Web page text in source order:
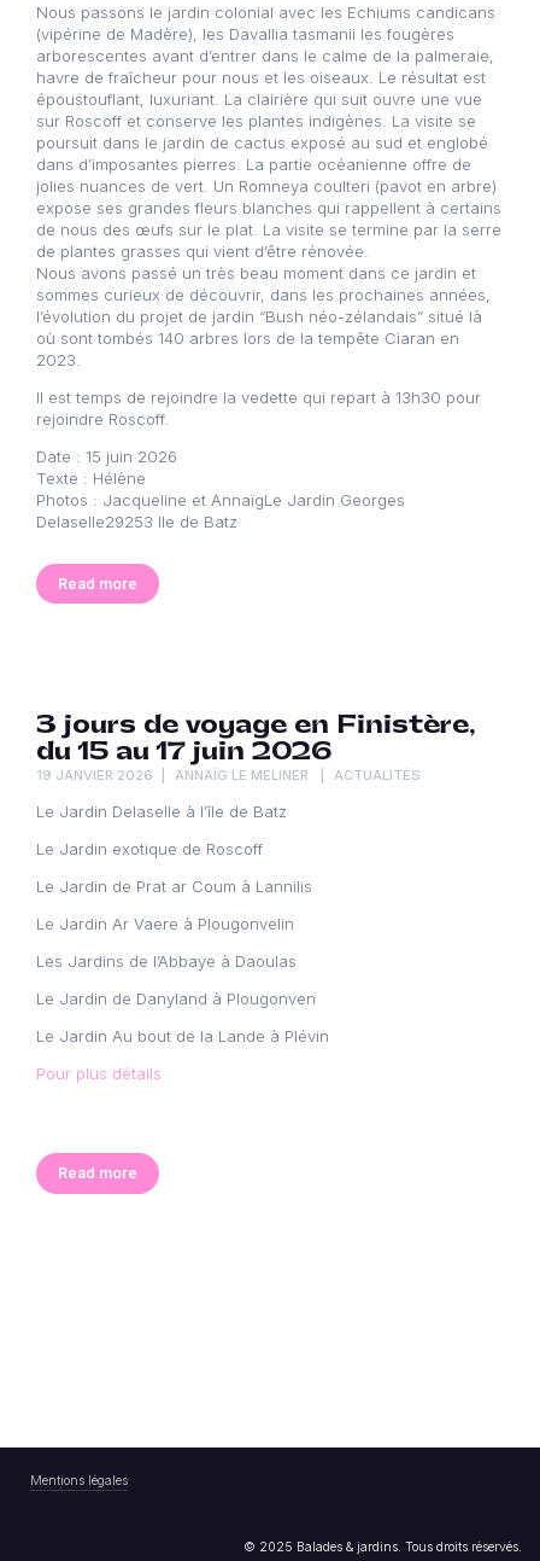
Nous passons le jardin colonial avec les Echiums candicans
(vipérine de Madère), les Davallia tasmanii les fougères
arborescentes avant d’entrer dans le calme de la palmeraie,
havre de fraîcheur pour nous et les oiseaux. Le résultat est
époustouflant, luxuriant. La clairière qui suit ouvre une vue
sur Roscoff et conserve les plantes indigènes. La visite se
poursuit dans le jardin de cactus exposé au sud et englobé
dans d’imposantes pierres. La partie océanienne offre de
jolies nuances de vert. Un Romneya coulteri (pavot en arbre)
expose ses grandes fleurs blanches qui rappellent à certains
de nous des œufs sur le plat. La visite se termine par la serre
de plantes grasses qui vient d’être rénovée.
Nous avons passé un très beau moment dans ce jardin et
sommes curieux de découvrir, dans les prochaines années,
l’évolution du projet de jardin “Bush néo-zélandais” situé là
où sont tombés 140 arbres lors de la tempête Ciaran en
2023.
Il est temps de rejoindre la vedette qui repart à 13h30 pour
rejoindre Roscoff.
Date : 15 juin 2026
Texte : Hélène
Photos : Jacqueline et AnnaïgLe Jardin Georges
Delaselle29253 Ile de Batz
Read more
3 jours de voyage en Finistère,
du 15 au 17 juin 2026
19 JANVIER 2026 ANNAÏG LE MELINER ACTUALITÉS
Le Jardin Delaselle à l’île de Batz
Le Jardin exotique de Roscoff
Le Jardin de Prat ar Coum à Lannilis
Le Jardin Ar Vaere à Plougonvelin
Les Jardins de l’Abbaye à Daoulas
Le Jardin de Danyland à Plougonven
Le Jardin Au bout de la Lande à Plévin
Pour plus détails
Read more
Mentions légales
© 2025 Balades & jardins. Tous droits réservés.